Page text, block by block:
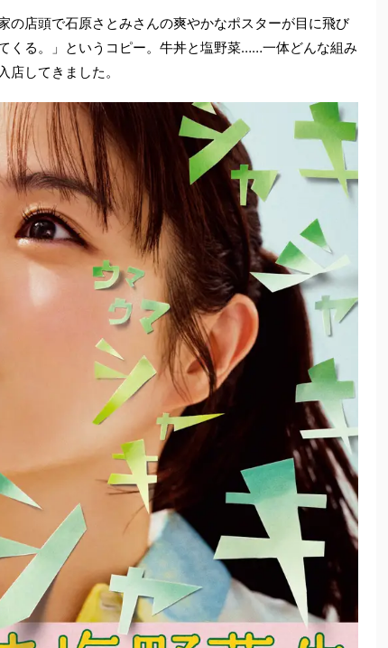
の店頭で石原さとみさんの爽やかなポスターが目に飛び
くる。」というコピー。牛丼と塩野菜……一体どんな組み
してきました。